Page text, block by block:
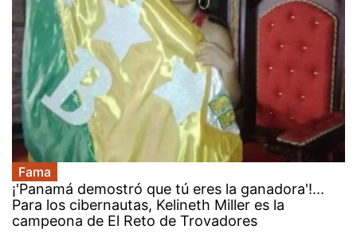
Fama
¡'Panamá demostró que tú eres la ganadora'!...
Para los cibernautas, Kelineth Miller es la
campeona de El Reto de Trovadores